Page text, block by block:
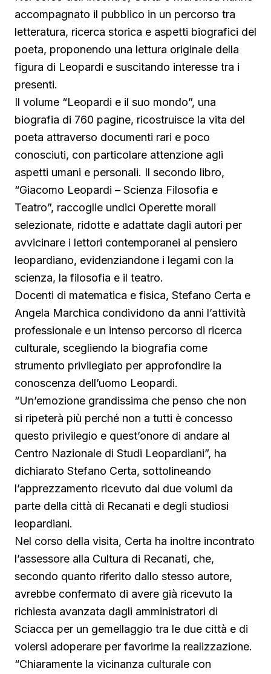
accompagnato il pubblico in un percorso tra
letteratura, ricerca storica e aspetti biografici del
poeta, proponendo una lettura originale della
figura di Leopardi e suscitando interesse tra i
presenti.
Il volume “Leopardi e il suo mondo”, una
biografia di 760 pagine, ricostruisce la vita del
poeta attraverso documenti rari e poco
conosciuti, con particolare attenzione agli
aspetti umani e personali. Il secondo libro,
“Giacomo Leopardi – Scienza Filosofia e
Teatro”, raccoglie undici Operette morali
selezionate, ridotte e adattate dagli autori per
avvicinare i lettori contemporanei al pensiero
leopardiano, evidenziandone i legami con la
scienza, la filosofia e il teatro.
Docenti di matematica e fisica, Stefano Certa e
Angela Marchica condividono da anni l’attività
professionale e un intenso percorso di ricerca
culturale, scegliendo la biografia come
strumento privilegiato per approfondire la
conoscenza dell’uomo Leopardi.
“Un’emozione grandissima che penso che non
si ripeterà più perché non a tutti è concesso
questo privilegio e quest’onore di andare al
Centro Nazionale di Studi Leopardiani”, ha
dichiarato Stefano Certa, sottolineando
l’apprezzamento ricevuto dai due volumi da
parte della città di Recanati e degli studiosi
leopardiani.
Nel corso della visita, Certa ha inoltre incontrato
l’assessore alla Cultura di Recanati, che,
secondo quanto riferito dallo stesso autore,
avrebbe confermato di avere già ricevuto la
richiesta avanzata dagli amministratori di
Sciacca per un gemellaggio tra le due città e di
volersi adoperare per favorirne la realizzazione.
“Chiaramente la vicinanza culturale con